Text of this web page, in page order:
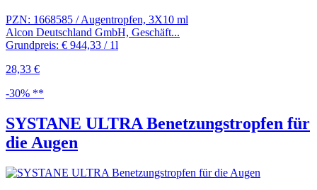
PZN: 1668585 / Augentropfen, 3X10 ml
Alcon Deutschland GmbH, Geschäft...
Grundpreis: € 944,33 / 1l
28,33 €
-30% **
SYSTANE ULTRA Benetzungstropfen für
die Augen